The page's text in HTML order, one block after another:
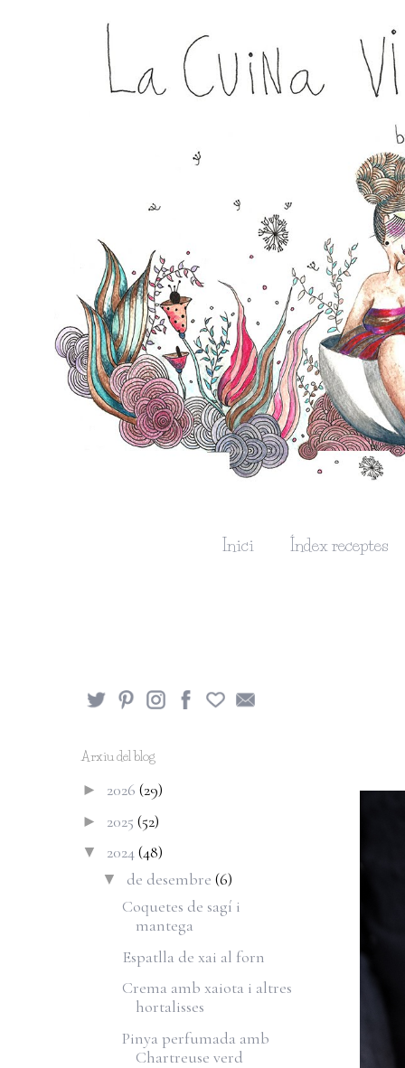
Inici Índex receptes
Arxiu del blog
► 2026 (29)
► 2025 (52)
▼ 2024(48)
▼ de desembre (6)
Coquetes de sagí i
mantega
Espatlla de xai al forn
Crema amb xaiota i altres
hortalisses
Pinya perfumada amb
Chartreuse verd